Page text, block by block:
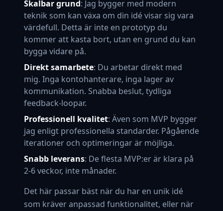
Skalbar grund: Jag bygger med modern
teknik som kan växa om din idé visar sig vara
värdefull. Detta är inte en prototyp du
kommer att kasta bort, utan en grund du kan
bygga vidare på.
Direkt samarbete: Du arbetar direkt med
mig. Inga kontohanterare, inga lager av
kommunikation. Snabba beslut, tydliga
feedback-loopar.
Professionell kvalitet: Även som MVP bygger
jag enligt professionella standarder. Pågående
iterationer och optimeringar är möjliga.
Snabb leverans: De flesta MVP:er är klara på
2-6 veckor, inte månader.
Det här passar bäst när du har en unik idé
som kräver anpassad funktionalitet, eller när